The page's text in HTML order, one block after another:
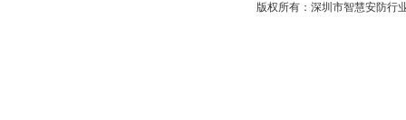
版权所有：深圳市智慧安防行